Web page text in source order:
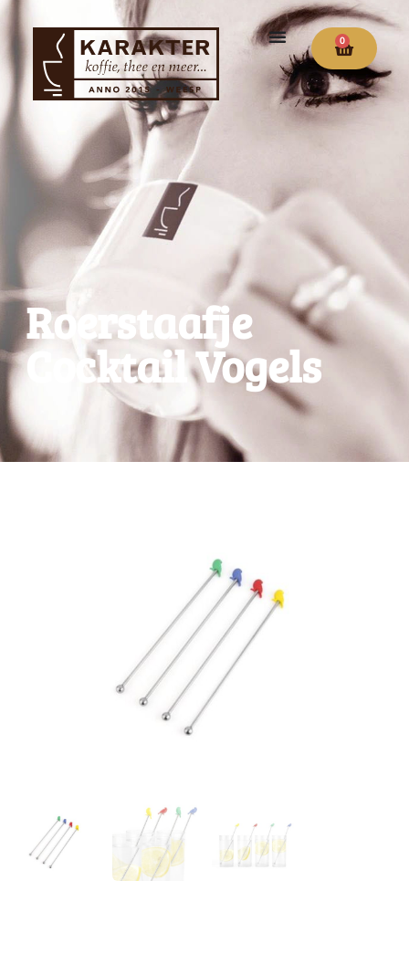
0
Roerstaafje
Cocktail Vogels